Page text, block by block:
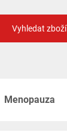
Vyhledat zboží
Menopauza